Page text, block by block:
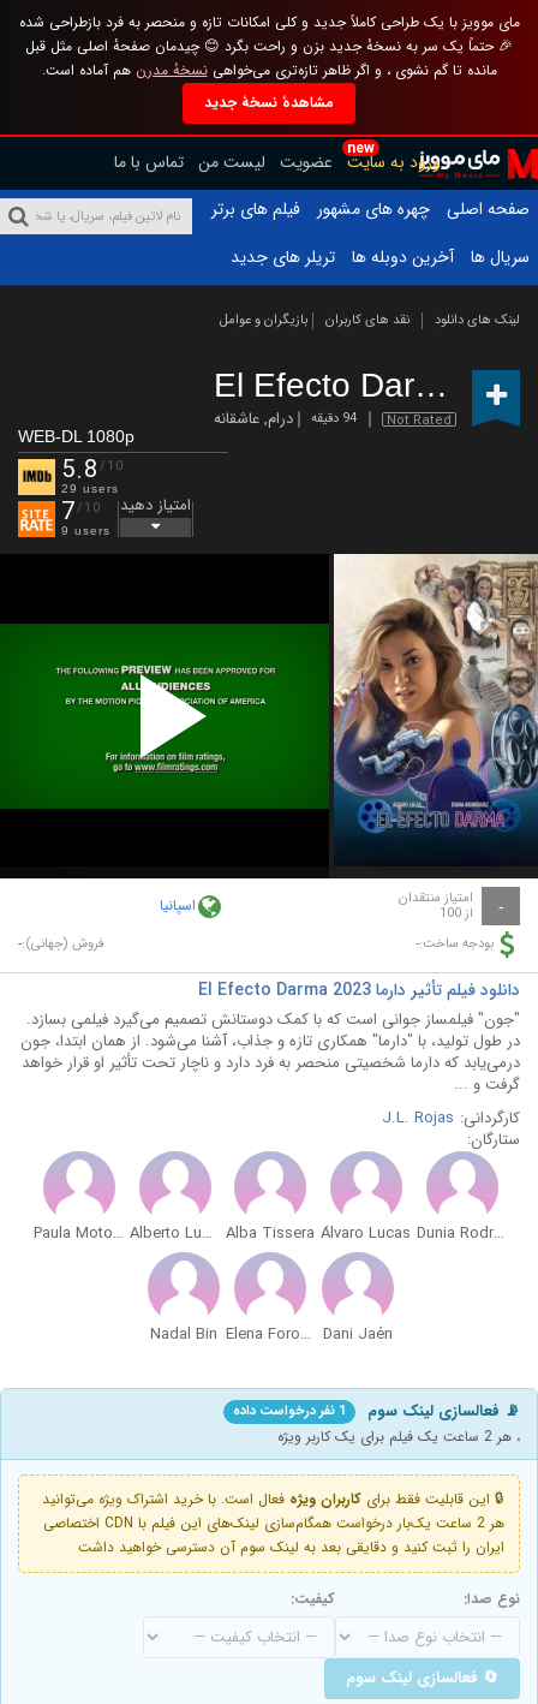
مای موویز با یک طراحی کاملاً جدید و کلی امکانات تازه و منحصر به فرد بازطراحی شده
🎉 حتماً یک سر به نسخهٔ جدید بزن و راحت بگرد 😊 چیدمان صفحهٔ اصلی مثل قبل
مانده تا گم نشوی ، و اگر ظاهر تازه‌تری می‌خواهینسخهٔ مدرن هم آماده است.
مشاهدهٔ نسخهٔ جدید
new
ورود به سایت عضویت لیست من تماس با ما
صفحه اصلی
چهره های مشهور
فیلم های برتر
سریال ها
آخرین دوبله ها تریلر های جدید
لینک های دانلود نقد های کاربران بازیگران و عوامل
El Efecto Darma
Not Rated 94 دقیقه درام,عاشقانه
WEB-DL 1080p
5.8 /10
29 users
7/10
9 users
امتیاز دهید
Play
Video
- امتیاز منتقدان
از 100 اسپانیا
بودجه ساخت:- فروش (جهانی):-
دانلود فیلم تأثیر دارما El Efecto Darma 2023
"جون" فیلمساز جوانی است که با کمک دوستانش تصمیم می‌گیرد فیلمی بسازد.
در طول تولید، با "دارما" همکاری تازه و جذاب، آشنا می‌شود. از همان ابتدا، جون
درمی‌یابد که دارما شخصیتی منحصر به فرد دارد و ناچار تحت تأثیر او قرار خواهد
گرفت و ...
کارگردانی: J.L. Rojas
ستارگان:
Dunia Rodríguez
Álvaro Lucas
Alba Tissera
Alberto Lucero
Paula Motoso
Dani Jaén
Elena Foronda
Nadal Bin
📡 فعالسازی لینک سوم 1 نفر درخواست داده
، هر 2 ساعت یک فیلم برای یک کاربر ویژه
🔒 این قابلیت فقط برای کاربران ویژه فعال است. با خرید اشتراک ویژه می‌توانید
هر 2 ساعت یک‌بار درخواست همگام‌سازی لینک‌های این فیلم با CDN اختصاصی
ایران را ثبت کنید و دقایقی بعد به لینک سوم آن دسترسی خواهید داشت
نوع صدا: کیفیت:
🔄 فعالسازی لینک سوم